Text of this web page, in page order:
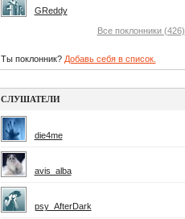
GReddy
Все поклонники (426)
Ты поклонник? Добавь себя в список.
СЛУШАТЕЛИ
die4me
avis_alba
psy_AfterDark